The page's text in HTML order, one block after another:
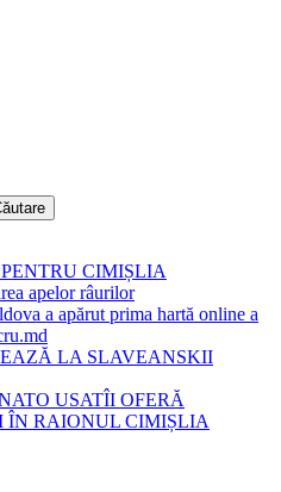
CIMIȘLIA
apelor râurilor
a apărut prima hartă online a
LA SLAVEANSKII
USATÎI OFERĂ
ÎN RAIONUL CIMIȘLIA